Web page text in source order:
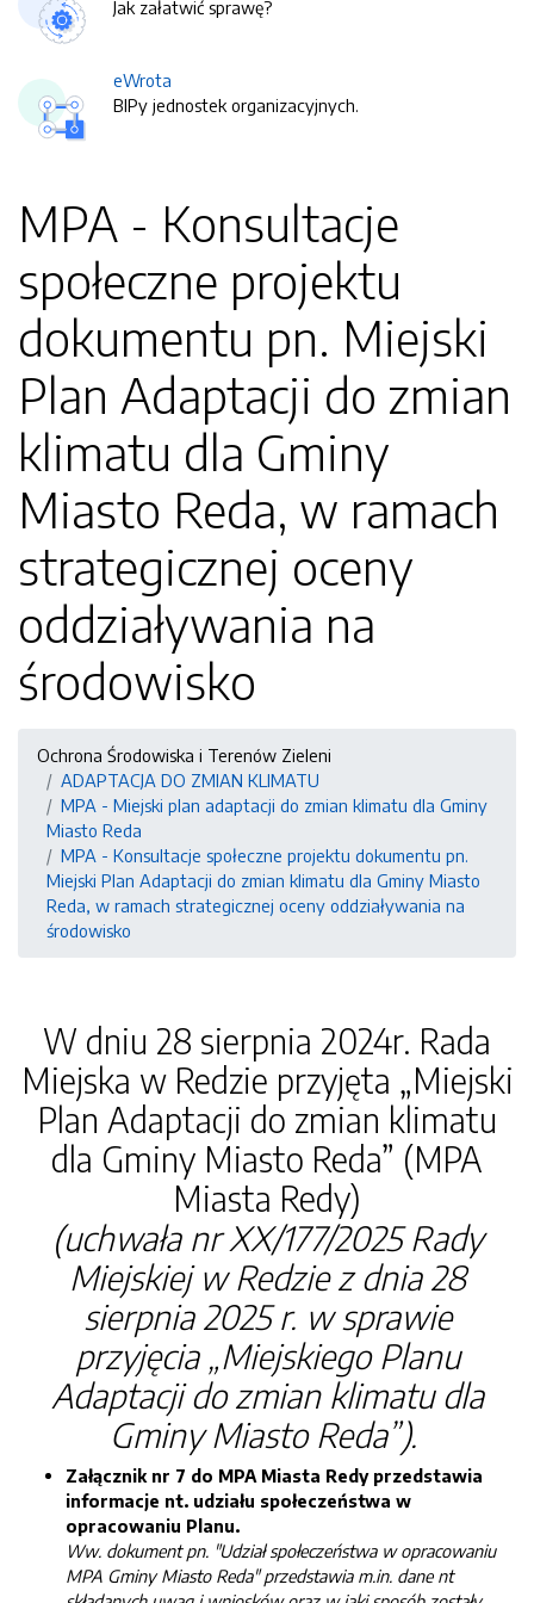
Jak załatwić sprawę?
eWrota
BIPy jednostek organizacyjnych.
MPA - Konsultacje
społeczne projektu
dokumentu pn. Miejski
Plan Adaptacji do zmian
klimatu dla Gminy
Miasto Reda, w ramach
strategicznej oceny
oddziaływania na
środowisko
Ochrona Środowiska i Terenów Zieleni
ADAPTACJA DO ZMIAN KLIMATU
MPA - Miejski plan adaptacji do zmian klimatu dla Gminy
Miasto Reda
MPA - Konsultacje społeczne projektu dokumentu pn.
Miejski Plan Adaptacji do zmian klimatu dla Gminy Miasto
Reda, w ramach strategicznej oceny oddziaływania na
środowisko
W dniu 28 sierpnia 2024r. Rada
Miejska w Redzie przyjęta „Miejski
Plan Adaptacji do zmian klimatu
dla Gminy Miasto Reda” (MPA
Miasta Redy)
(uchwała nr XX/177/2025 Rady
Miejskiej w Redzie z dnia 28
sierpnia 2025 r. w sprawie
przyjęcia „Miejskiego Planu
Adaptacji do zmian klimatu dla
Gminy Miasto Reda”).
Załącznik nr 7 do MPA Miasta Redy przedstawia
informacje nt. udziału społeczeństwa w
opracowaniu Planu.
Ww. dokument pn. "Udział społeczeństwa w opracowaniu
MPA Gminy Miasto Reda" przedstawia m.in. dane nt